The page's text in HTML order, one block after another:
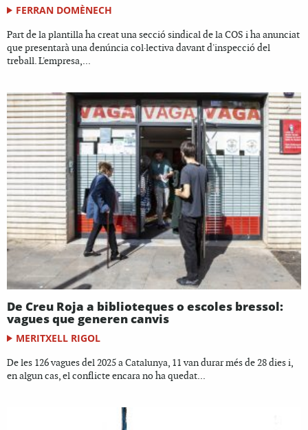
FERRAN DOMÈNECH
Part de la plantilla ha creat una secció sindical de la COS i ha anunciat
que presentarà una denúncia col·lectiva davant d'inspecció del
treball. L'empresa,...
De Creu Roja a biblioteques o escoles bressol:
vagues que generen canvis
MERITXELL RIGOL
De les 126 vagues del 2025 a Catalunya, 11 van durar més de 28 dies i,
en algun cas, el conflicte encara no ha quedat...